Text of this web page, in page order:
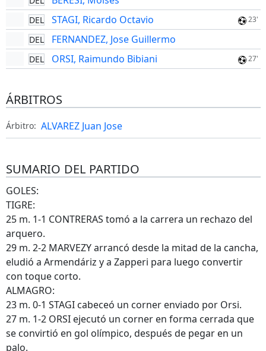
DEL STAGI, Ricardo Octavio 23'
DEL FERNANDEZ, Jose Guillermo
DEL ORSI, Raimundo Bibiani 27'
ÁRBITROS
Árbitro: ALVAREZ Juan Jose
SUMARIO DEL PARTIDO
GOLES:
TIGRE:
25 m. 1-1 CONTRERAS tomó a la carrera un rechazo del
arquero.
29 m. 2-2 MARVEZY arrancó desde la mitad de la cancha,
eludió a Armendáriz y a Zapperi para luego convertir
con toque corto.
ALMAGRO:
23 m. 0-1 STAGI cabeceó un corner enviado por Orsi.
27 m. 1-2 ORSI ejecutó un corner en forma cerrada que
se convirtió en gol olímpico, después de pegar en un
palo.